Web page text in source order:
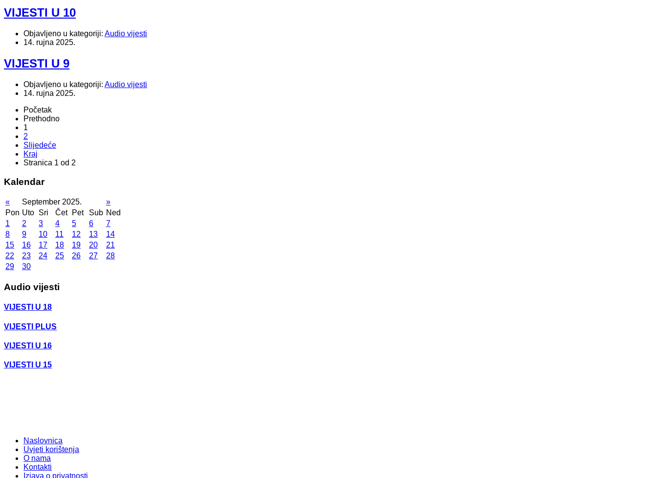
VIJESTI U 10
Objavljeno u kategoriji: Audio vijesti
14. rujna 2025.
VIJESTI U 9
Objavljeno u kategoriji: Audio vijesti
14. rujna 2025.
Početak
Prethodno
1
2
Slijedeće
Kraj
Stranica 1 od 2
Kalendar
« September 2025.
»
Pon Uto Sri Čet Pet Sub Ned
1
2 3 4 5 6
7
8
9 10 11 12 13
14
15
16 17 18 19 20
21
22
23 24 25 26 27
28
29
30
Audio vijesti
VIJESTI U 18
VIJESTI PLUS
VIJESTI U 16
VIJESTI U 15
Naslovnica
Uvjeti korištenja
O nama
Kontakti
Izjava o privatnosti